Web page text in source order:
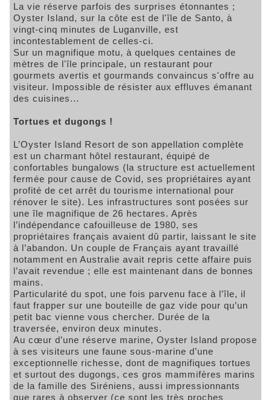
La vie réserve parfois des surprises étonnantes ;
Oyster Island, sur la côte est de l'île de Santo, à
vingt-cinq minutes de Luganville, est
incontestablement de celles-ci.
Sur un magnifique motu, à quelques centaines de
mètres de l'île principale, un restaurant pour
gourmets avertis et gourmands convaincus s'offre au
visiteur. Impossible de résister aux effluves émanant
des cuisines...
Tortues et dugongs !
L’Oyster Island Resort de son appellation complète
est un charmant hôtel restaurant, équipé de
confortables bungalows (la structure est actuellement
fermée pour cause de Covid, ses propriétaires ayant
profité de cet arrêt du tourisme international pour
rénover le site). Les infrastructures sont posées sur
une île magnifique de 26 hectares. Après
l’indépendance cafouilleuse de 1980, ses
propriétaires français avaient dû partir, laissant le site
à l’abandon. Un couple de Français ayant travaillé
notamment en Australie avait repris cette affaire puis
l’avait revendue ; elle est maintenant dans de bonnes
mains.
Particularité du spot, une fois parvenu face à l’île, il
faut frapper sur une bouteille de gaz vide pour qu’un
petit bac vienne vous chercher. Durée de la
traversée, environ deux minutes.
Au cœur d’une réserve marine, Oyster Island propose
à ses visiteurs une faune sous-marine d’une
exceptionnelle richesse, dont de magnifiques tortues
et surtout des dugongs, ces gros mammifères marins
de la famille des Siréniens, aussi impressionnants
que rares à observer (ce sont les très proches